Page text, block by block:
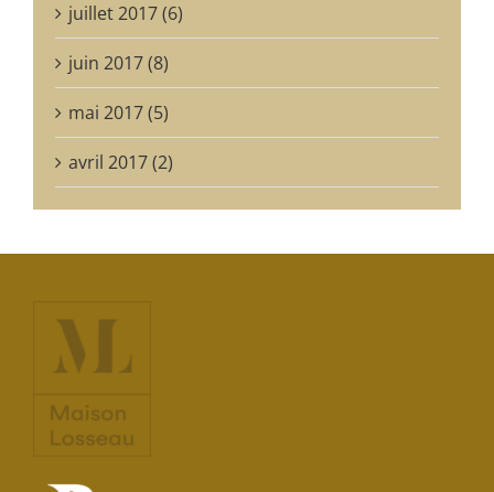
juillet 2017 (6)
juin 2017 (8)
mai 2017 (5)
avril 2017 (2)